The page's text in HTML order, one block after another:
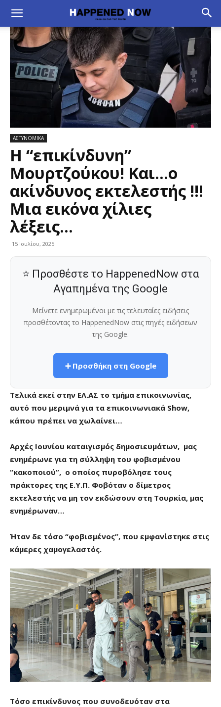
ΑΣΤΥΝΟΜΙΚΑ
Η “επικίνδυνη”
Μουρτζούκου! Και…ο
ακίνδυνος εκτελεστής !!!
Μια εικόνα χίλιες
λέξεις…
15 Ιουλίου, 2025
⭐ Προσθέστε το HappenedNow στα
Αγαπημένα της Google
Μείνετε ενημερωμένοι με τις τελευταίες ειδήσεις
προσθέτοντας το HappenedNow στις πηγές ειδήσεων
της Google.
➕ Προσθήκη στη Google
Τελικά εκεί στην ΕΛ.ΑΣ το τμήμα επικοινωνίας,
αυτό που μεριμνά για τα επικοινωνιακά Show,
κάπου πρέπει να χωλαίνει…
Αρχές Ιουνίου καταιγισμός δημοσιευμάτων, μας
ενημέρωνε για τη σύλληψη του φοβισμένου
“κακοποιού”, ο οποίος πυροβόλησε τους
πράκτορες της Ε.Υ.Π. Φοβόταν ο δίμετρος
εκτελεστής να μη τον εκδώσουν στη Τουρκία, μας
ενημέρωναν…
Ήταν δε τόσο “φοβισμένος”, που εμφανίστηκε στις
κάμερες χαμογελαστός.
Τόσο επικίνδυνος που συνοδευόταν στα